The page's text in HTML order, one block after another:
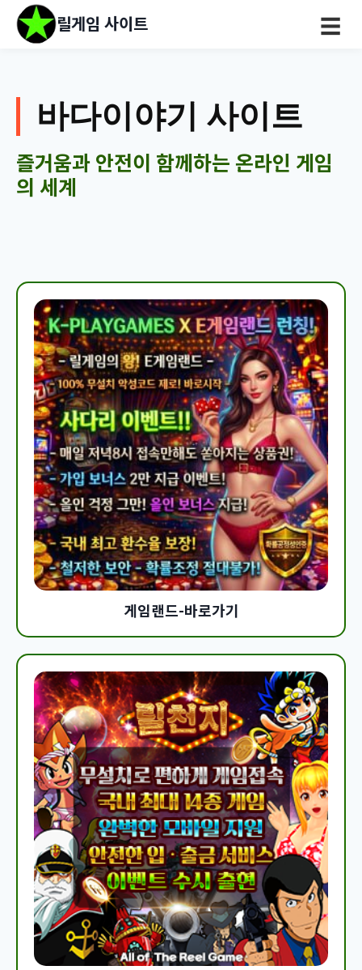
릴게임 사이트 ☰
바다이야기 사이트
즐거움과 안전이 함께하는 온라인 게임
의 세계
게임랜드-바로가기